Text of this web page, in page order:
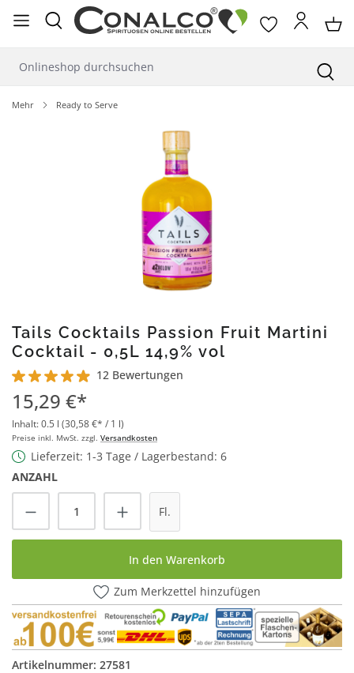
springen
Mehr Ready to Serve
Tails Cocktails Passion Fruit Martini
Cocktail - 0,5L 14,9% vol
Durchschnittliche Bewertung von 4.9 von 5 Sternen
12 Bewertungen
15,29 €*
Inhalt:0.5 l (30,58 €* / 1 l)
Preise inkl. MwSt. zzgl. Versandkosten
Lieferzeit: 1-3 Tage / Lagerbestand: 6
ANZAHL
Produkt Anzahl: Gib den gewünschten
Fl.
In den Warenkorb
Zum Merkzettel hinzufügen
Artikelnummer: 27581